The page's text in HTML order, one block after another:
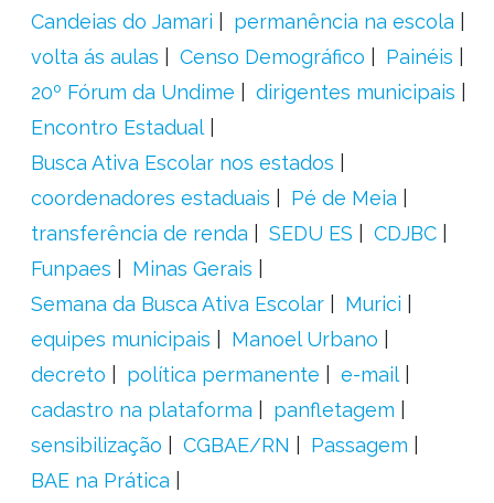
Candeias do Jamari
permanência na escola
volta ás aulas
Censo Demográfico
Painéis
20º Fórum da Undime
dirigentes municipais
Encontro Estadual
Busca Ativa Escolar nos estados
coordenadores estaduais
Pé de Meia
transferência de renda
SEDU ES
CDJBC
Funpaes
Minas Gerais
Semana da Busca Ativa Escolar
Murici
equipes municipais
Manoel Urbano
decreto
política permanente
e-mail
cadastro na plataforma
panfletagem
sensibilização
CGBAE/RN
Passagem
BAE na Prática